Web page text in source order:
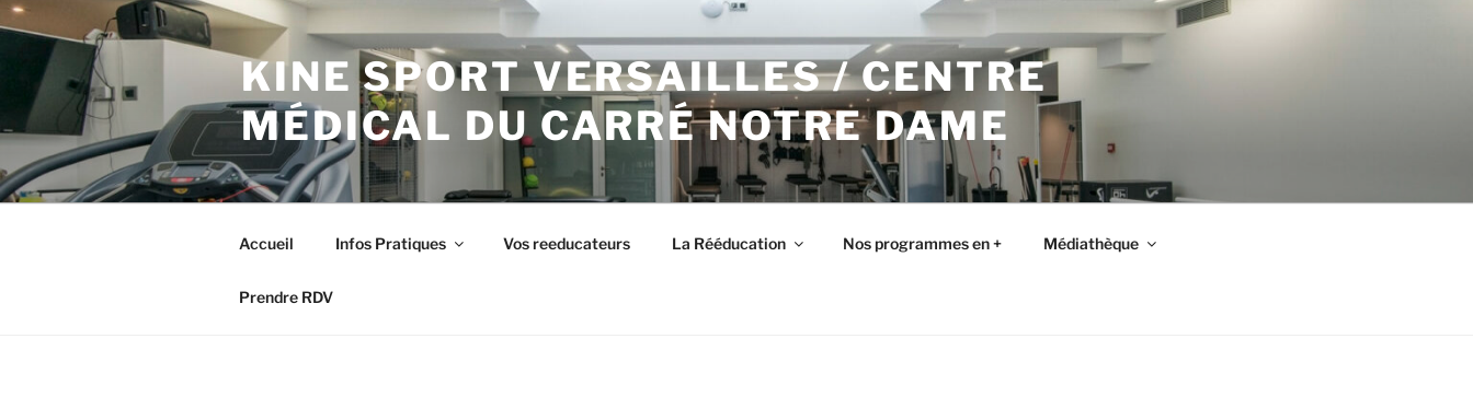
Aller
au
contenu
principal
KINE SPORT VERSAILLES / CENTRE
MÉDICAL DU CARRÉ NOTRE DAME
Accueil Infos Pratiques Vos reeducateurs La Rééducation Nos programmes en + Médiathèque
Prendre RDV